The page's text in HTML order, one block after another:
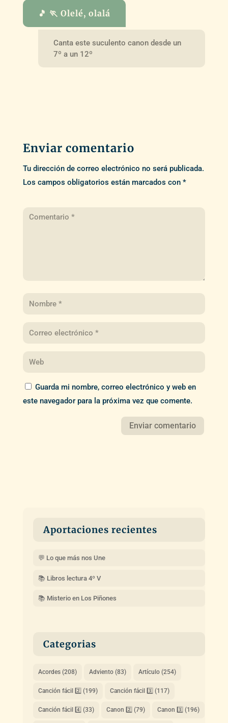
🎵 🏃 Olelé, olalá
Canta este suculento canon desde un
7º a un 12º
Enviar comentario
Tu dirección de correo electrónico no será publicada.
Los campos obligatorios están marcados con *
Guarda mi nombre, correo electrónico y web en
este navegador para la próxima vez que comente.
Aportaciones recientes
💬 Lo que más nos Une
📚 Libros lectura 4º V
📚 Misterio en Los Piñones
Categorias
Acordes(208) Adviento(83) Artículo(254)
Canción fácil 2️⃣ (199) Canción fácil 3️⃣ (117)
Canción fácil 4️⃣ (33) Canon 2️⃣ (79) Canon 3️⃣ (196)